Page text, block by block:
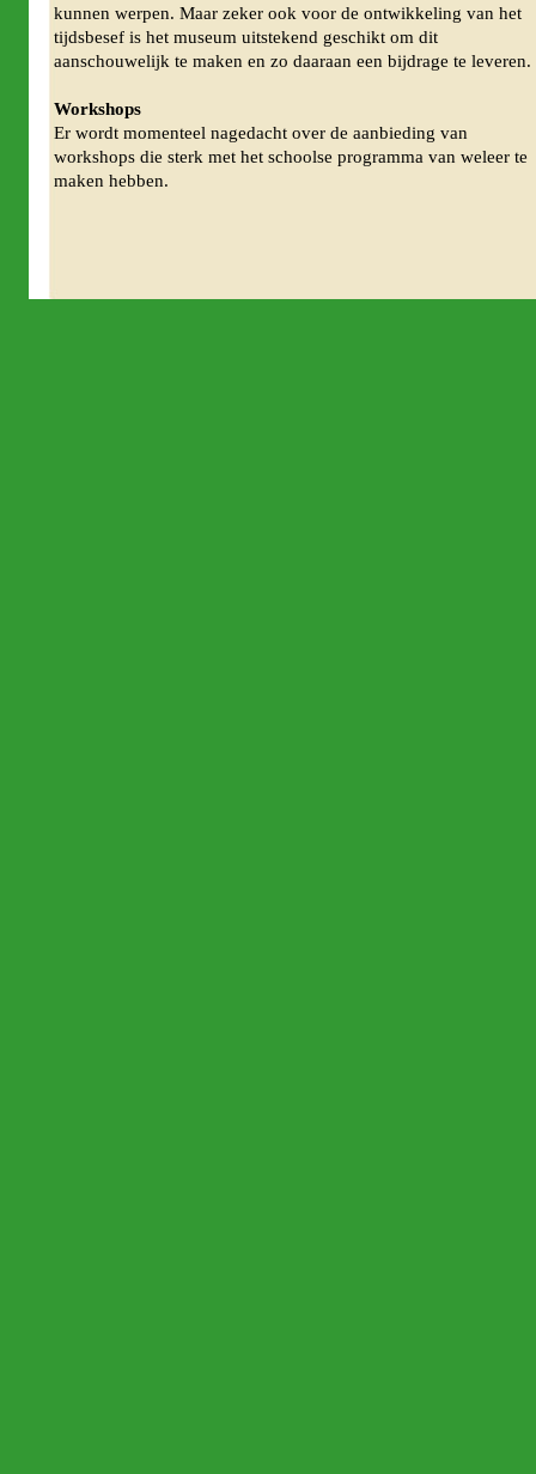
kunnen werpen. Maar zeker ook voor de ontwikkeling van het
tijdsbesef is het museum uitstekend geschikt om dit
aanschouwelijk te maken en zo daaraan een bijdrage te leveren.
Workshops
Er wordt momenteel nagedacht over de aanbieding van
workshops die sterk met het schoolse programma van weleer te
maken hebben.